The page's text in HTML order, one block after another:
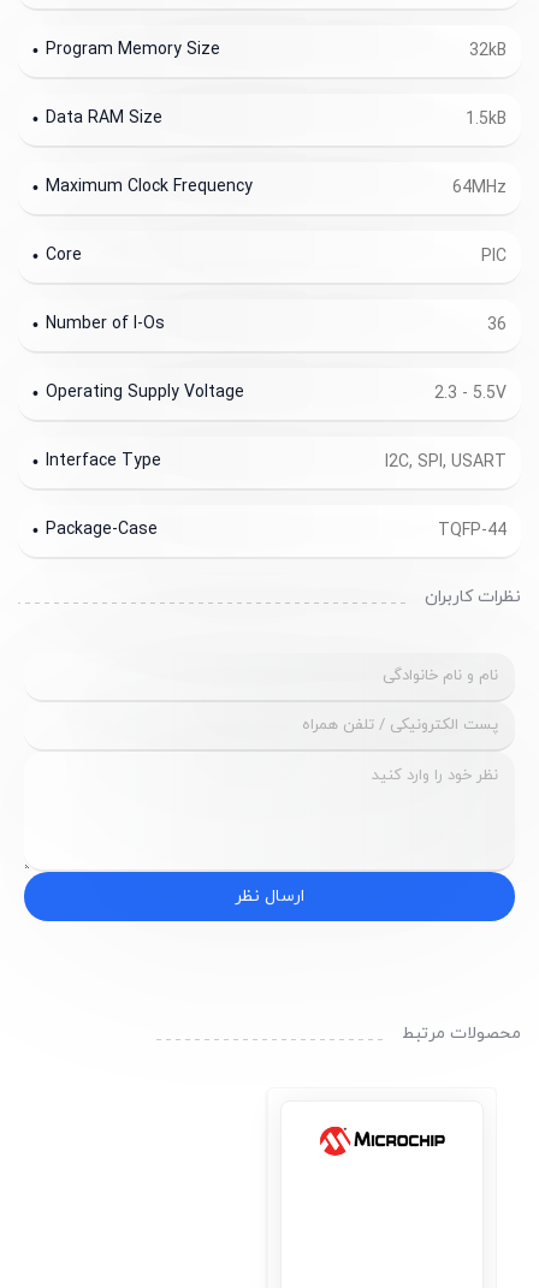
32kB
Program Memory Size
1.5kB
Data RAM Size
64MHz
Maximum Clock Frequency
PIC
Core
36
Number of I-Os
2.3 - 5.5V
Operating Supply Voltage
I2C, SPI, USART
Interface Type
TQFP-44
Package-Case
نظرات کاربران
ارسال نظر
محصولات مرتبط